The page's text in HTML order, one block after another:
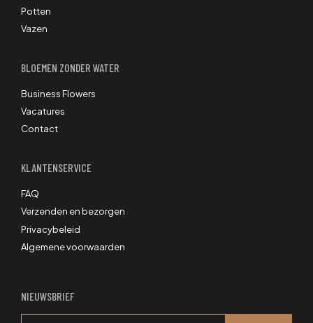
Potten
Vazen
BLOEMEN ZONDER WATER
Business Flowers
Vacatures
Contact
KLANTENSERVICE
FAQ
Verzenden en bezorgen
Privacybeleid
Algemene voorwaarden
NIEUWSBRIEF